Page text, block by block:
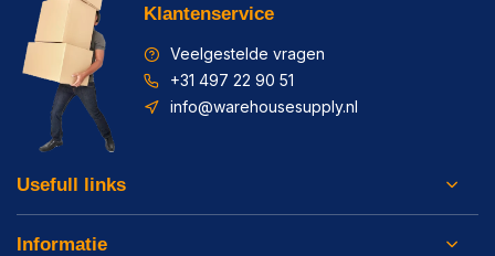
Klantenservice
Veelgestelde vragen
+31 497 22 90 51
info@warehousesupply.nl
Usefull links
Informatie